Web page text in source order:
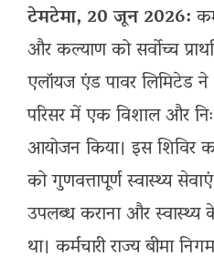
टेमटेमा, 20 जून 2026:
और कल्याण को सर्वोच्च
एलॉयज एंड पावर
परिसर में एक विशाल और
आयोजन किया। इस शिविर
को गुणवत्तापूर्ण स्वास्थ्य
उपलब्ध कराना और स्वास्थ्य
था। कर्मचारी राज्य बीमा